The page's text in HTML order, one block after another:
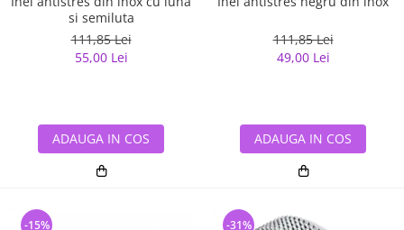
si semiluta
111,85 Lei
55,00 Lei
ADAUGA IN COS
111,85 Lei
49,00 Lei
ADAUGA IN COS
-15% -31%